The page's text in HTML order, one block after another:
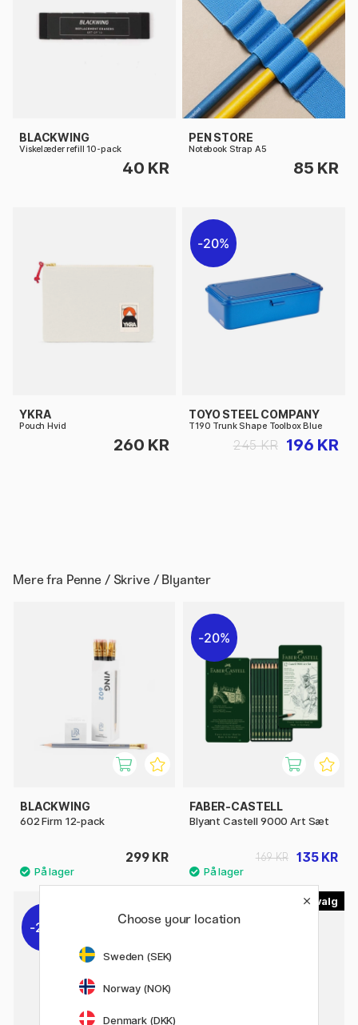
BLACKWING
Viskelæder refill 10-pack
40 KR
PEN STORE
Notebook Strap A5
85 KR
YKRA
Pouch Hvid
260 KR
20%
TOYO STEEL COMPANY
T190 Trunk Shape Toolbox Blue
196 KR
245 KR
Mere fra Penne / Skrive / Blyanter
BLACKWING
602 Firm 12-pack
299 KR
20%
FABER-CASTELL
Blyant Castell 9000 Art Sæt
135 KR
169 KR
21%
12
30%
Choose your location
Sweden (SEK)
Norway (NOK)
Denmark (DKK)